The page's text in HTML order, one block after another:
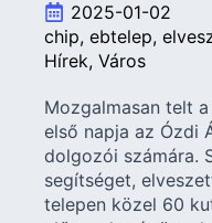
2025-01-02
chip ebtelep
Hírek Város
Mozgalmasan telt
első napja az Ózdi
dolgozói számára.
segítséget,
telepen közel 60